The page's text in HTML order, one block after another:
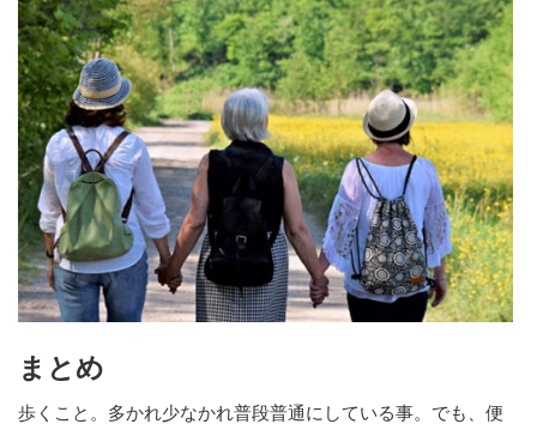
まとめ
歩くこと。多かれ少なかれ普段普通にしている事。でも、便